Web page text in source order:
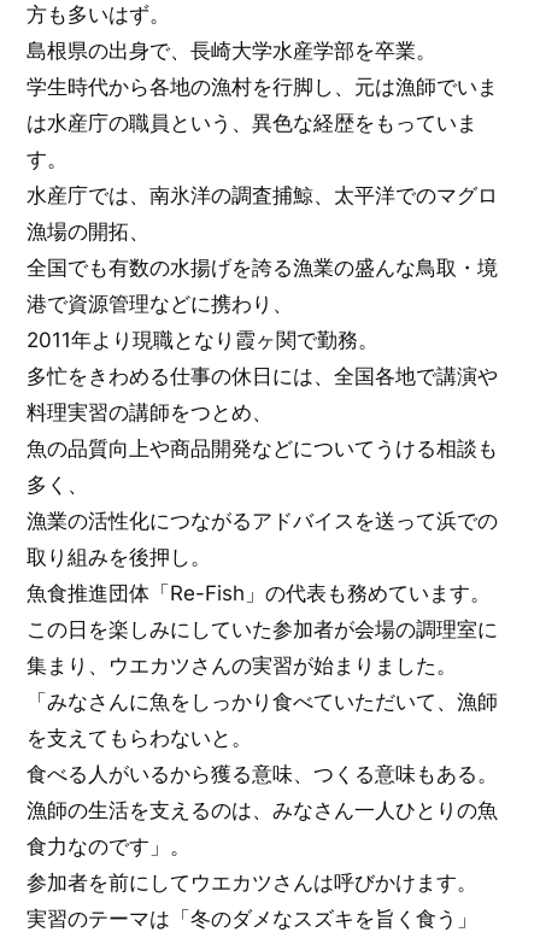
方も多いはず。
島根県の出身で、長崎大学水産学部を卒業。
学生時代から各地の漁村を行脚し、元は漁師でいま
は水産庁の職員という、異色な経歴をもっていま
す。
水産庁では、南氷洋の調査捕鯨、太平洋でのマグロ
漁場の開拓、
全国でも有数の水揚げを誇る漁業の盛んな鳥取・境
港で資源管理などに携わり、
2011年より現職となり霞ヶ関で勤務。
多忙をきわめる仕事の休日には、全国各地で講演や
料理実習の講師をつとめ、
魚の品質向上や商品開発などについてうける相談も
多く、
漁業の活性化につながるアドバイスを送って浜での
取り組みを後押し。
魚食推進団体「Re-Fish」の代表も務めています。
この日を楽しみにしていた参加者が会場の調理室に
集まり、ウエカツさんの実習が始まりました。
「みなさんに魚をしっかり食べていただいて、漁師
を支えてもらわないと。
食べる人がいるから獲る意味、つくる意味もある。
漁師の生活を支えるのは、みなさん一人ひとりの魚
食力なのです」。
参加者を前にしてウエカツさんは呼びかけます。
実習のテーマは「冬のダメなスズキを旨く食う」